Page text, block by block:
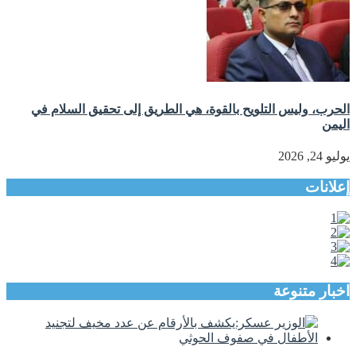
الحرب، وليس التلويح بالقوة، هي الطريق إلى تحقيق السلام في
اليمن
يوليو 24, 2026
إعلانات
اخبار متنوعة